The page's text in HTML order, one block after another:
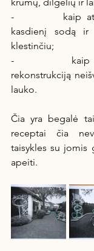
-         kaip
kasdienį sodą
klestinčiu;
-         kaip
rekonstrukciją
lauko.
Čia yra begalė
receptai čia
taisykles su jomis
apeiti.